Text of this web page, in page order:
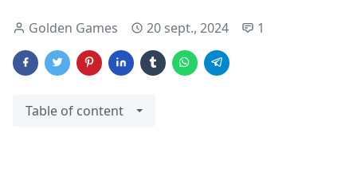
Golden Games 20 sept., 2024 1
Table of content